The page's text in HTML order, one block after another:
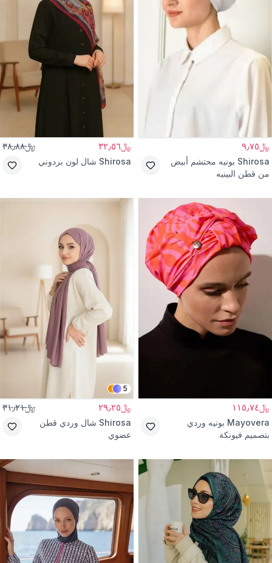
﷼٩٫٧٥
Shirosa بونيه محتشم أبيض
من قطن البينيه
﷼٣٢٫٥٦ ﷼٣٨٫٨٨
Shirosa شال لون بردوني
﷼١١٥٫٧٤
Mayovera بونيه وردي
بتصميم فيونكة
5
﷼٢٩٫٢٥ ﷼٣١٫٢١
Shirosa شال وردي قطن
عضوي